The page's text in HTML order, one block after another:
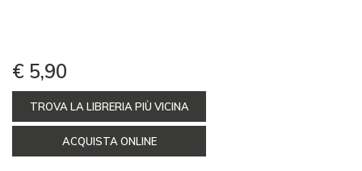
€ 5,90
TROVA LA LIBRERIA PIÙ VICINA
ACQUISTA ONLINE